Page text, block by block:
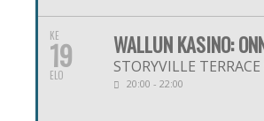
KE
19
ELO
WALLUN KASINO:
STORYVILLE
20:00 - 22:00